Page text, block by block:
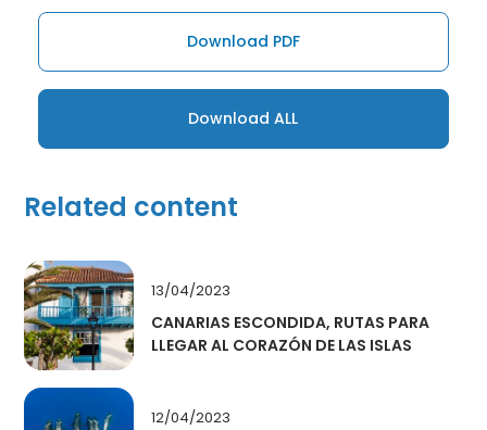
Download PDF
Download ALL
Related content
13/04/2023
CANARIAS ESCONDIDA, RUTAS PARA
LLEGAR AL CORAZÓN DE LAS ISLAS
12/04/2023